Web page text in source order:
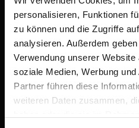
personalisieren, Funktionen
zu können und die Zugriffe
analysieren. Außerdem
Verwendung unserer
soziale Medien, Werbung
Partner führen diese
weiteren Daten zusammen,
Bild. Viel zu
wählen ein älteres
wir sind schließlich
um zu sagen: „Ich
geschaut. Und ich